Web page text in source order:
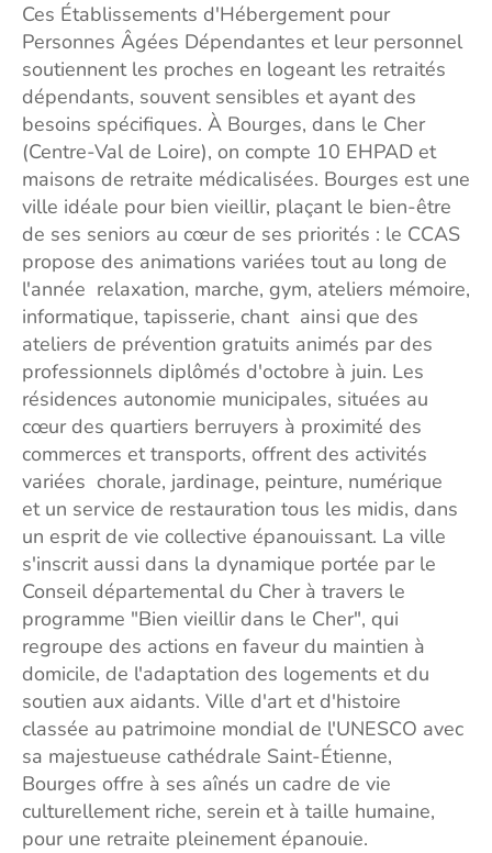
Ces Établissements d'Hébergement pour
Personnes Âgées Dépendantes et leur personnel
soutiennent les proches en logeant les retraités
dépendants, souvent sensibles et ayant des
besoins spécifiques. À Bourges, dans le Cher
(Centre-Val de Loire), on compte 10 EHPAD et
maisons de retraite médicalisées. Bourges est une
ville idéale pour bien vieillir, plaçant le bien-être
de ses seniors au cœur de ses priorités : le CCAS
propose des animations variées tout au long de
l'année relaxation, marche, gym, ateliers mémoire,
informatique, tapisserie, chant ainsi que des
ateliers de prévention gratuits animés par des
professionnels diplômés d'octobre à juin. Les
résidences autonomie municipales, situées au
cœur des quartiers berruyers à proximité des
commerces et transports, offrent des activités
variées chorale, jardinage, peinture, numérique
et un service de restauration tous les midis, dans
un esprit de vie collective épanouissant. La ville
s'inscrit aussi dans la dynamique portée par le
Conseil départemental du Cher à travers le
programme "Bien vieillir dans le Cher", qui
regroupe des actions en faveur du maintien à
domicile, de l'adaptation des logements et du
soutien aux aidants. Ville d'art et d'histoire
classée au patrimoine mondial de l'UNESCO avec
sa majestueuse cathédrale Saint-Étienne,
Bourges offre à ses aînés un cadre de vie
culturellement riche, serein et à taille humaine,
pour une retraite pleinement épanouie.